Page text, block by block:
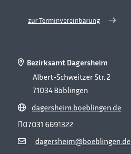
zur Terminvereinbarung
Bezirksamt Dagersheim
Albert-Schweitzer Str. 2
71034 Böblingen
dagersheim.boeblingen.de
dagersheim@boeblingen.de
07031 6691322